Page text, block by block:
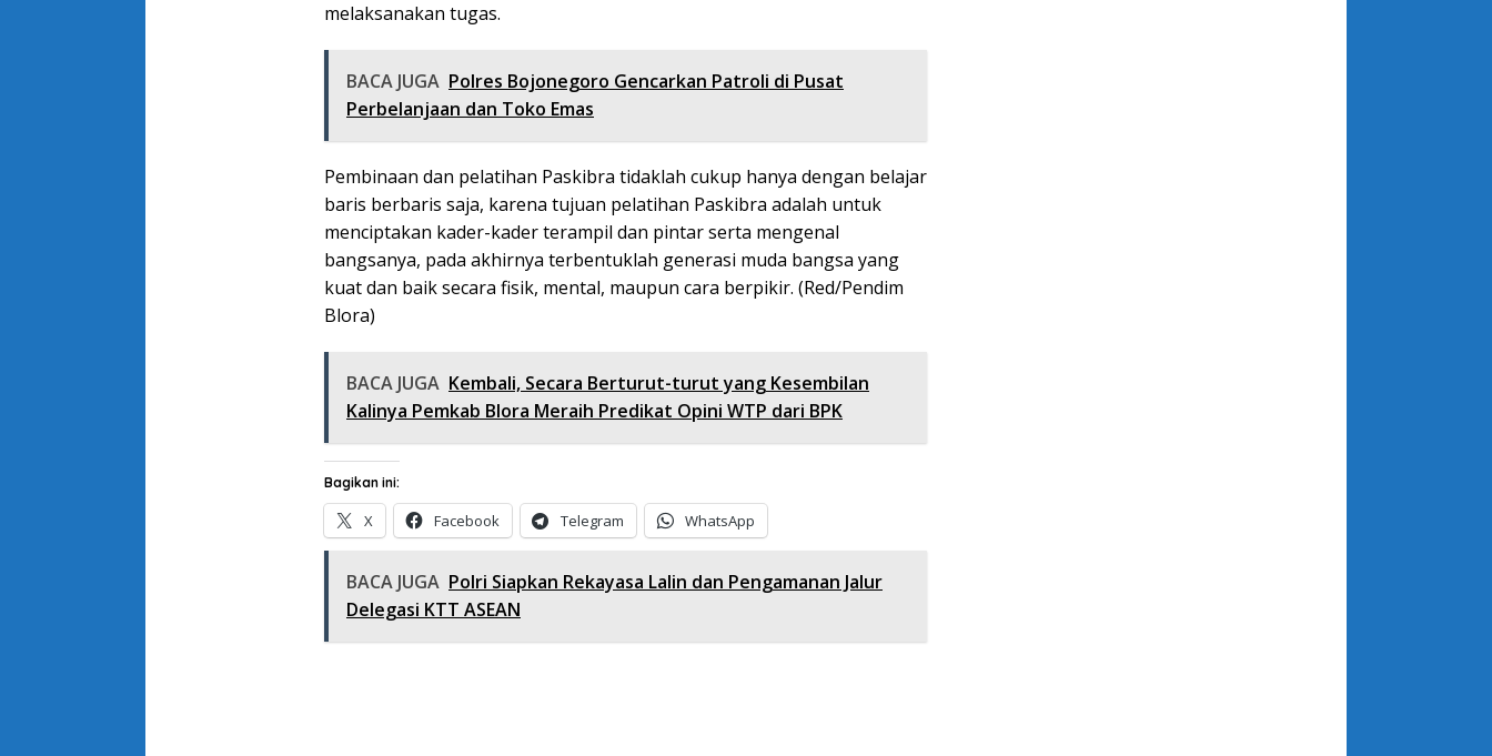
melaksanakan tugas.
BACA JUGA Polres Bojonegoro Gencarkan Patroli di Pusat
Perbelanjaan dan Toko Emas
Pembinaan dan pelatihan Paskibra tidaklah cukup hanya dengan belajar
baris berbaris saja, karena tujuan pelatihan Paskibra adalah untuk
menciptakan kader-kader terampil dan pintar serta mengenal
bangsanya, pada akhirnya terbentuklah generasi muda bangsa yang
kuat dan baik secara fisik, mental, maupun cara berpikir. (Red/Pendim
Blora)
BACA JUGA Kembali, Secara Berturut-turut yang Kesembilan
Kalinya Pemkab Blora Meraih Predikat Opini WTP dari BPK
Bagikan ini:
X Facebook Telegram WhatsApp
BACA JUGA Polri Siapkan Rekayasa Lalin dan Pengamanan Jalur
Delegasi KTT ASEAN